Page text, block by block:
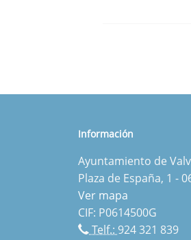
Información
Ayuntamiento de
Plaza de España, 1 -
Ver mapa
CIF: P0614500G
Telf.:924 321 839